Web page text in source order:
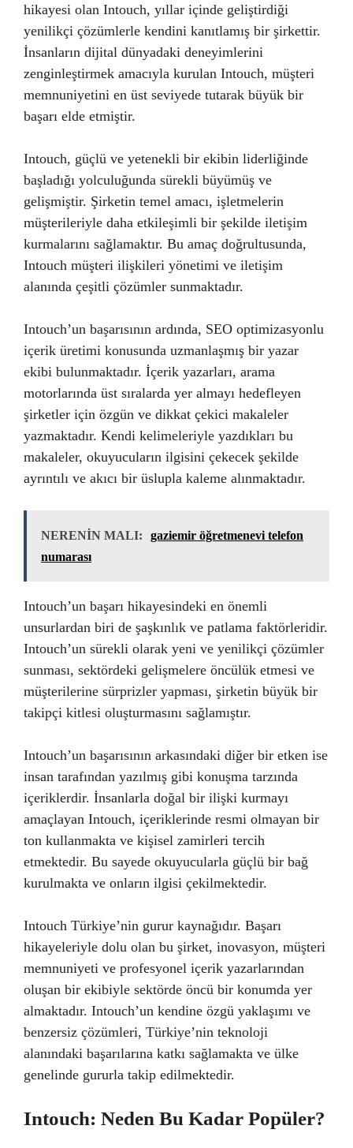
hikayesi olan Intouch, yıllar içinde geliştirdiği
yenilikçi çözümlerle kendini kanıtlamış bir şirkettir.
İnsanların dijital dünyadaki deneyimlerini
zenginleştirmek amacıyla kurulan Intouch, müşteri
memnuniyetini en üst seviyede tutarak büyük bir
başarı elde etmiştir.
Intouch, güçlü ve yetenekli bir ekibin liderliğinde
başladığı yolculuğunda sürekli büyümüş ve
gelişmiştir. Şirketin temel amacı, işletmelerin
müşterileriyle daha etkileşimli bir şekilde iletişim
kurmalarını sağlamaktır. Bu amaç doğrultusunda,
Intouch müşteri ilişkileri yönetimi ve iletişim
alanında çeşitli çözümler sunmaktadır.
Intouch’un başarısının ardında, SEO optimizasyonlu
içerik üretimi konusunda uzmanlaşmış bir yazar
ekibi bulunmaktadır. İçerik yazarları, arama
motorlarında üst sıralarda yer almayı hedefleyen
şirketler için özgün ve dikkat çekici makaleler
yazmaktadır. Kendi kelimeleriyle yazdıkları bu
makaleler, okuyucuların ilgisini çekecek şekilde
ayrıntılı ve akıcı bir üslupla kaleme alınmaktadır.
NERENİN MALI:
gaziemir öğretmenevi telefon
numarası
Intouch’un başarı hikayesindeki en önemli
unsurlardan biri de şaşkınlık ve patlama faktörleridir.
Intouch’un sürekli olarak yeni ve yenilikçi çözümler
sunması, sektördeki gelişmelere öncülük etmesi ve
müşterilerine sürprizler yapması, şirketin büyük bir
takipçi kitlesi oluşturmasını sağlamıştır.
Intouch’un başarısının arkasındaki diğer bir etken ise
insan tarafından yazılmış gibi konuşma tarzında
içeriklerdir. İnsanlarla doğal bir ilişki kurmayı
amaçlayan Intouch, içeriklerinde resmi olmayan bir
ton kullanmakta ve kişisel zamirleri tercih
etmektedir. Bu sayede okuyucularla güçlü bir bağ
kurulmakta ve onların ilgisi çekilmektedir.
Intouch Türkiye’nin gurur kaynağıdır. Başarı
hikayeleriyle dolu olan bu şirket, inovasyon, müşteri
memnuniyeti ve profesyonel içerik yazarlarından
oluşan bir ekibiyle sektörde öncü bir konumda yer
almaktadır. Intouch’un kendine özgü yaklaşımı ve
benzersiz çözümleri, Türkiye’nin teknoloji
alanındaki başarılarına katkı sağlamakta ve ülke
genelinde gururla takip edilmektedir.
Intouch: Neden Bu Kadar Popüler?